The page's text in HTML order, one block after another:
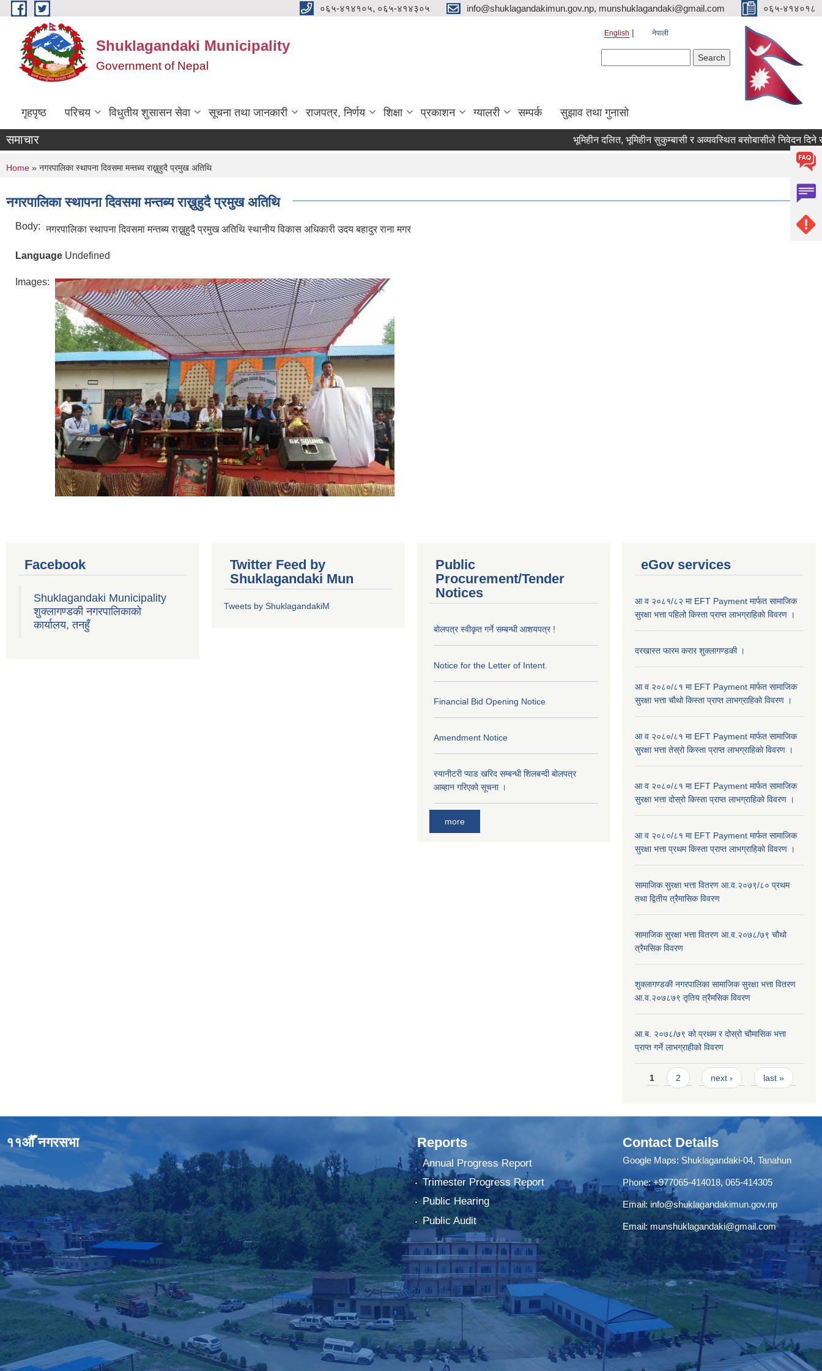
Skip to main content ०६५-४१४१०५, ०६५-४१४३०५ info@shuklagandakimun.gov.np, munshuklagandaki@gmail.com ०६५-४१४०१८
Shuklagandaki Municipality
Government of Nepal
English नेपाली
गृहपृष्ठ परिचय विधुतीय शुसासन सेवा सूचना तथा जानकारी राजपत्र, निर्णय शिक्षा प्रकाशन ग्यालरी सम्पर्क सुझाव तथा गुनासो
समाचार भूमिहीन दलित, भूमिहीन सुकुम्बासी र अव्यवस्थित बसोबासीले निवेदन दिने
You are here
Home » नगरपालिका स्थापना दिवसमा मन्तब्य राख्नुहुदै प्रमुख अतिथि
नगरपालिका स्थापना दिवसमा मन्तब्य राख्नुहुदै प्रमुख अतिथि
Body: नगरपालिका स्थापना दिवसमा मन्तब्य राख्नुहुदै प्रमुख अतिथि स्थानीय विकास अधिकारी उदय बहादुर राना मगर
Language Undefined
Images:
Facebook
Shuklagandaki Municipality
शुक्लागण्डकी नगरपालिकाको
कार्यालय, तनहुँ
Twitter Feed by
Shuklagandaki Mun
Tweets by ShuklagandakiM
Public
Procurement/Tender
Notices
बोलपत्र स्वीकृत गर्ने सम्बन्धी आशयपत्र !
Notice for the Letter of Intent.
Financial Bid Opening Notice
Amendment Notice
स्यानीटरी प्याड खरिद सम्बन्धी शिलबन्दी बोलपत्र
आब्हान गरिएको सूचना ।
more
eGov services
आ व २०८१/८२ मा EFT Payment मार्फत सामाजिक
सुरक्षा भत्ता पहिलो किस्ता प्राप्त लाभग्राहिकाे विवरण ।
दरखास्त फारम करार शुक्लागण्डकी ।
आ व २०८०/८१ मा EFT Payment मार्फत सामाजिक
सुरक्षा भत्ता चौथो किस्ता प्राप्त लाभग्राहिकाे विवरण ।
आ व २०८०/८१ मा EFT Payment मार्फत सामाजिक
सुरक्षा भत्ता तेस्रो किस्ता प्राप्त लाभग्राहिकाे विवरण ।
आ व २०८०/८१ मा EFT Payment मार्फत सामाजिक
सुरक्षा भत्ता दोस्रो किस्ता प्राप्त लाभग्राहिकाे विवरण ।
आ व २०८०/८१ मा EFT Payment मार्फत सामाजिक
सुरक्षा भत्ता प्रथम किस्ता प्राप्त लाभग्राहिकाे विवरण ।
सामाजिक सुरक्षा भत्ता वितरण आ.व.२०७९/८० प्रथम
तथा द्वितीय त्रैमासिक विवरण
सामाजिक सुरक्षा भत्ता वितरण आ.व.२०७८/७९ चौथो
त्रैमसिक विवरण
शुक्लागण्डकी नगरपालिका सामाजिक सुरक्षा भत्ता वितरण
आ.व.२०७८७९ तृतिय त्रैमसिक विवरण
आ.ब. २०७८/७९ को प्रथम र दोस्रो चौमासिक भत्ता
प्राप्त गर्ने लाभग्राहीको विवरण
Pages
1 2 next › last »
११औँ नगरसभा Reports
Annual Progress Report
Trimester Progress Report
Public Hearing
Public Audit
Contact Details
Google Maps: Shuklagandaki-04, Tanahun
Phone:+977065-414018, 065-414305
Email:info@shuklagandakimun.gov.np
Email: munshuklagandaki@gmail.com